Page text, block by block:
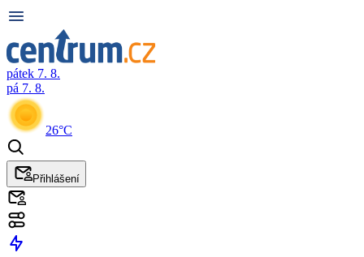
pátek 7. 8.
pá 7. 8.
26°C
Přihlášení